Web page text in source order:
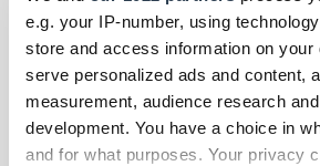
e.g. your IP-number, using
store and access information on your
serve personalized ads and content,
measurement, audience research
development. You have a choice in
and for what purposes. Your privacy